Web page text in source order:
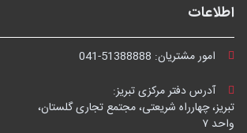
اطلاعات
امور مشتریان: 041-51388888
آدرس دفتر مرکزی تبریز:
تبریز، چهارراه شریعتی، مجتمع تجاری گلستان،
واحد ۷